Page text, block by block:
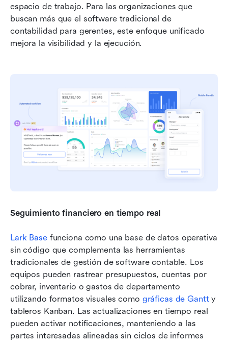
espacio de trabajo. Para las organizaciones que
buscan más que el software tradicional de
contabilidad para gerentes, este enfoque unificado
mejora la visibilidad y la ejecución.
Seguimiento financiero en tiempo real
Lark Base funciona como una base de datos operativa
sin código que complementa las herramientas
tradicionales de gestión de software contable. Los
equipos pueden rastrear presupuestos, cuentas por
cobrar, inventario o gastos de departamento
utilizando formatos visuales como gráficas de Gantt y
tableros Kanban. Las actualizaciones en tiempo real
pueden activar notificaciones, manteniendo a las
partes interesadas alineadas sin ciclos de informes